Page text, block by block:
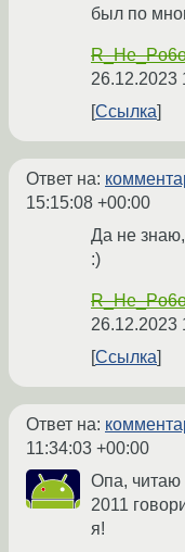
был по
26.12.2023
Ссылка
Ответ на:
15:15:08 +00:00
Да не
:)
26.12.2023
Ссылка
Ответ на:
11:34:03 +00:00
Опа, читаю
2011
я!